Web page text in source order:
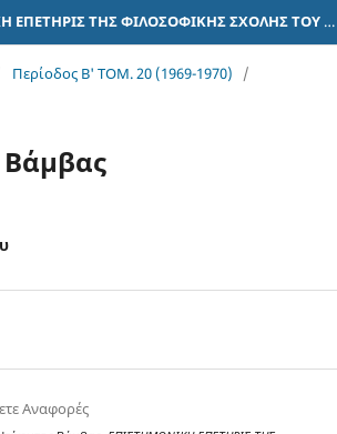
ΕΠΙΣΤΗΜΟΝΙΚΗ ΕΠΕΤΗΡΙΣ ΤΗΣ ΦΙΛΟΣΟΦΙΚΗΣ ΣΧΟΛΗΣ ΤΟΥ ΠΑΝΕΠΙΣΤΗΜΙΟΥ ΑΘΗΝΩΝ
Περίοδος Β' ΤΟΜ. 20 (1969-1970)
/
Αναφορές